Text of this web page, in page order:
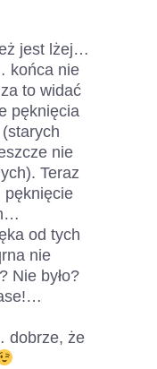
jest lżej…
końca nie
to widać
pęknięcia
nie
Teraz
pęknięcie
od tych
nie
Nie było?
dobrze, że